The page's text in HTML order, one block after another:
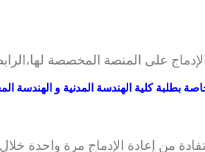
على المنصة المخصصة
بطلبة كلية الهندسة المدنية و الهندسة
من إعادة الإدماج مرة واحدة